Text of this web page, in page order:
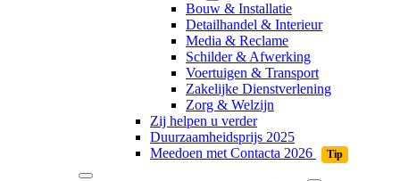
Bouw & Installatie
Detailhandel & Interieur
Media & Reclame
Schilder & Afwerking
Voertuigen & Transport
Zakelijke Dienstverlening
Zorg & Welzijn
Zij helpen u verder
Duurzaamheidsprijs 2025
Meedoen met Contacta 2026
Tip